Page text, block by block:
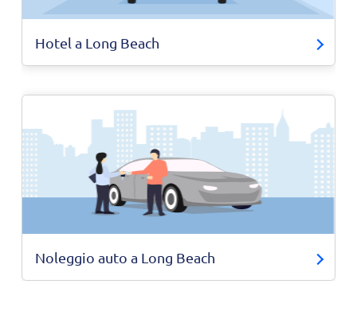
Hotel a Long Beach
Noleggio auto a Long Beach